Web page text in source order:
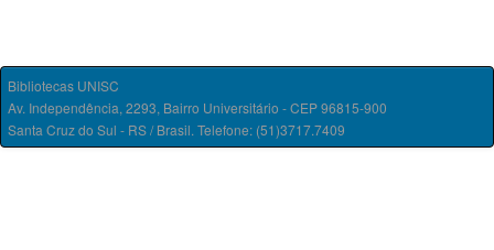
Bibliotecas UNISC
Av. Independência, 2293, Bairro Universitário - CEP 96815-900
Santa Cruz do Sul - RS / Brasil. Telefone: (51)3717.7409